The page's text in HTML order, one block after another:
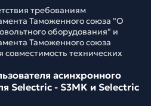
требованиям
Таможенного союза "О
оборудования" и
Таможенного союза
совместимость технических
асинхронного
Selectric - S3MK и Selectric